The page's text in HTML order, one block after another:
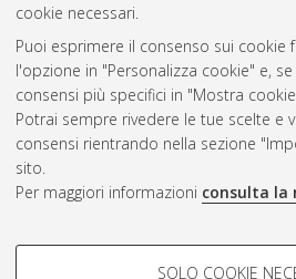
cookie necessari.
Puoi esprimere il consenso sui cookie
l'opzione in "Personalizza cookie" e,
consensi più specifici in "Mostra
Potrai sempre rivedere le tue scelte e
consensi rientrando nella sezione
sito.
Per maggiori informazioni consulta la
COOKIE DI PROFILAZIONE -
SOLO COOKIE
Atom
Rss 1.0
Rss 2.0
AMS Laurea
Impostazioni Cookie